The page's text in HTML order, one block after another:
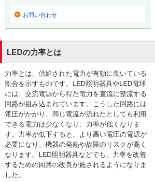
お問い合わせ
LEDの力率とは
力率とは、供給された電力が有効に働いている
割合を示すものです。LED照明器具やLED電球
には、交流電源から得た電力を直流に整流する
回路が組み込まれています。こうした回路には
電圧がかかり、同じ電流が流れたとしても利用
できる電力は少なくなり、力率が低くなりま
す。力率が低下すると、より高い電圧の電源が
必要になり、機器の発熱や故障のリスクが高く
なります。LED照明器具などでも、力率を改善
するための回路の改良が施されるようになりま
した。